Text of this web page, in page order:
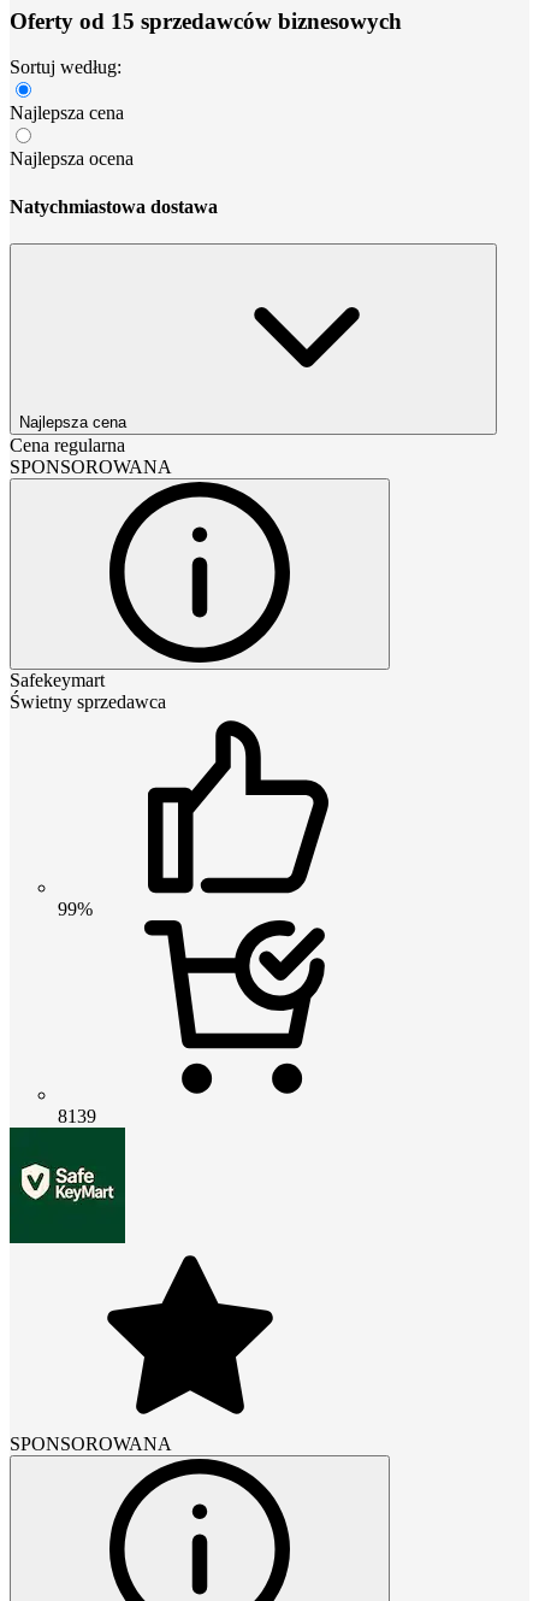
Oferty od 15 sprzedawców biznesowych
Sortuj według:
Najlepsza cena
Najlepsza ocena
Natychmiastowa dostawa
Najlepsza cena
Cena regularna
SPONSOROWANA
Safekeymart
Świetny sprzedawca
99%
8139
SPONSOROWANA